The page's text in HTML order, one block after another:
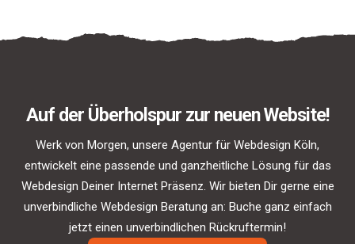
Auf der Überholspur zur neuen Website!
Werk von Morgen, unsere Agentur für Webdesign Köln,
entwickelt eine passende und ganzheitliche Lösung für das
Webdesign Deiner Internet Präsenz. Wir bieten Dir gerne eine
unverbindliche Webdesign Beratung an: Buche ganz einfach
jetzt einen unverbindlichen Rückruftermin!